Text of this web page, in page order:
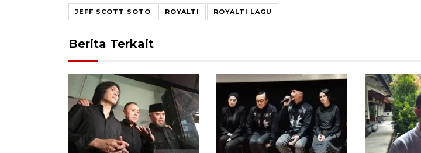
JEFF SCOTT SOTO ROYALTI ROYALTI LAGU
Berita Terkait